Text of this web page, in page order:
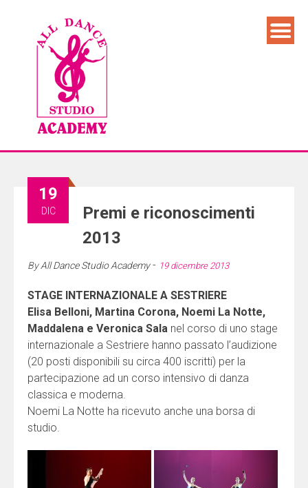
Premi e riconoscimenti
2013
19
DIC
ByAll Dance Studio Academy- 19 dicembre 2013
STAGE INTERNAZIONALE A SESTRIERE
Elisa Belloni, Martina Corona, Noemi La Notte,
Maddalena e Veronica Sala nel corso di uno stage
internazionale a Sestriere hanno passato l’audizione
(20 posti disponibili su circa 400 iscritti) per la
partecipazione ad un corso intensivo di danza
classica e moderna.
Noemi La Notte ha ricevuto anche una borsa di
studio.